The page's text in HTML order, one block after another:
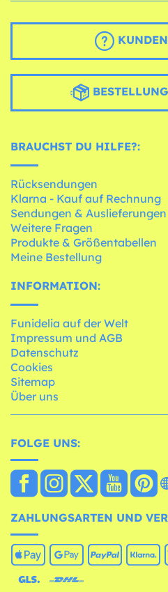
BRAUCHST DU HILFE?:
Rücksendungen
Klarna - Kauf auf Rechnung
Sendungen & Auslieferungen
Weitere Fragen
Produkte & Größentabellen
Meine Bestellung
INFORMATION:
Funidelia auf der Welt
Impressum und AGB
Datenschutz
Cookies
Sitemap
Über uns
FOLGE UNS:
ZAHLUNGSARTEN UND